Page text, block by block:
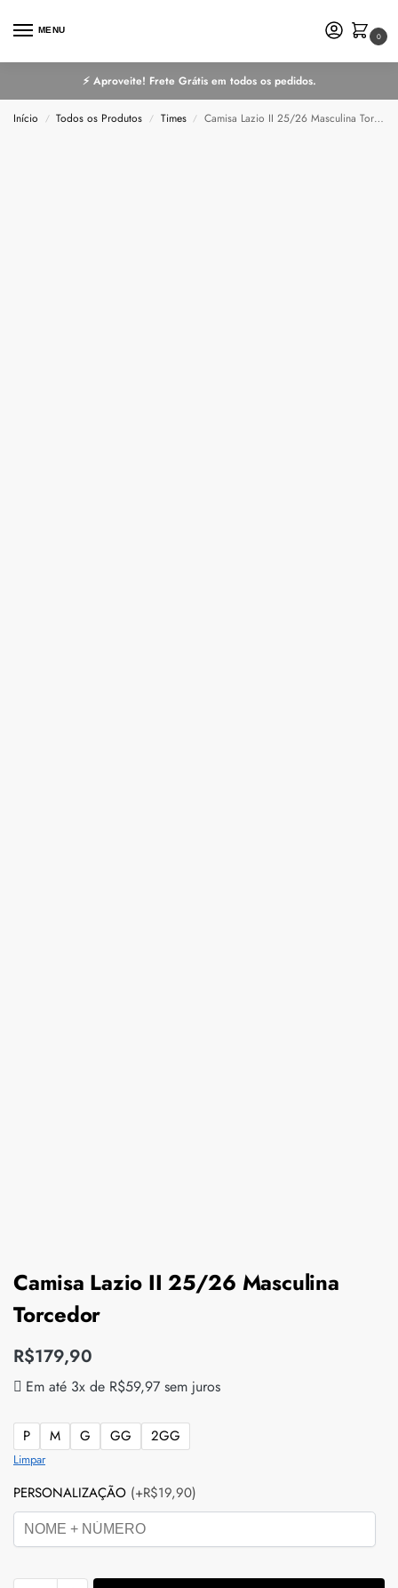
MENU
0
⚡ Aproveite! Frete Grátis em todos os pedidos.
Início / Todos os Produtos / Times / Camisa Lazio II 25/26 Masculina Torcedor
Camisa Lazio II 25/26 Masculina
Torcedor
R$179,90
Em até 3x de R$59,97 sem juros
P M G GG 2GG
Limpar
PERSONALIZAÇÃO (+R$19,90)